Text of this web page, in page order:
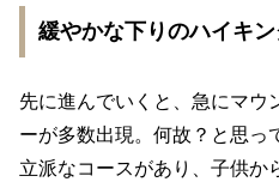
緩やかな下りのハイキ
先に進んでいくと、急にマウ
ーが多数出現。何故？と思っ
立派なコースがあり、子供か